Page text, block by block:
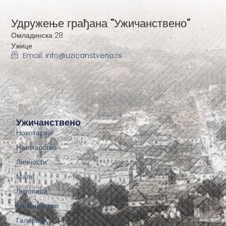
Ужичанствено
Новотарије
Неимарство
Личности
Мапе
Летописи
Калеидоскоп
Галерије
Удружење грађана "Ужичанствено"
Омладинска 28
Ужице
Email: info@uzicanstveno.rs